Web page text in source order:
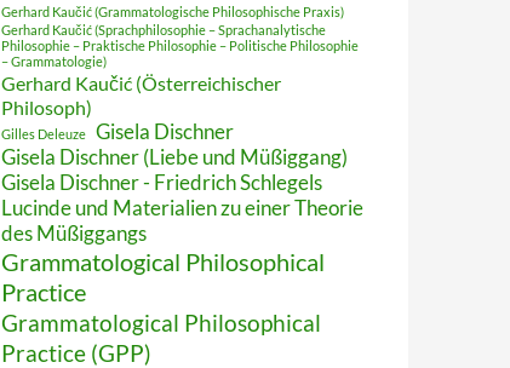
Gerhard Kaučić (Grammatologische Philosophische Praxis)
Gerhard Kaučić (Sprachphilosophie – Sprachanalytische
Philosophie – Praktische Philosophie – Politische Philosophie
– Grammatologie)
Gerhard Kaučić (Österreichischer
Philosoph)
Gilles Deleuze
Gisela Dischner
Gisela Dischner (Liebe und Müßiggang)
Gisela Dischner - Friedrich Schlegels
Lucinde und Materialien zu einer Theorie
des Müßiggangs
Grammatological Philosophical
Practice
Grammatological Philosophical
Practice (GPP)